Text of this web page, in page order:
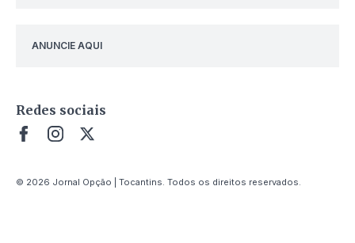
ANUNCIE AQUI
Redes sociais
© 2026 Jornal Opção | Tocantins. Todos os direitos reservados.